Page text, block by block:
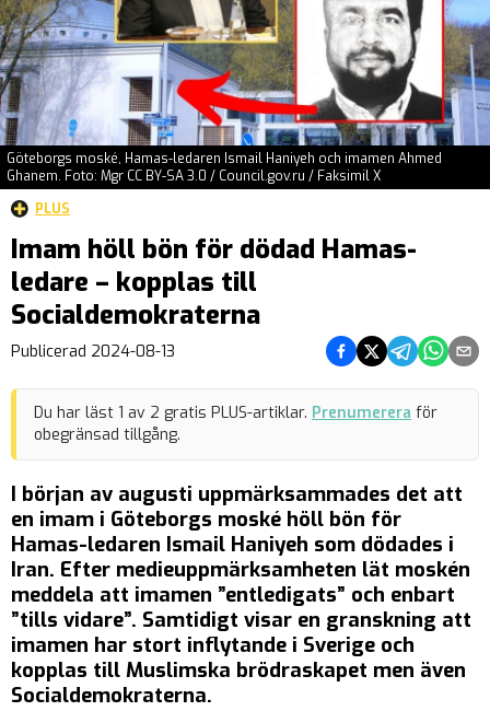
Göteborgs moské, Hamas-ledaren Ismail Haniyeh och imamen Ahmed
Ghanem. Foto: Mgr CC BY-SA 3.0 / Council.gov.ru / Faksimil X
PLUS
Imam höll bön för dödad Hamas-
ledare – kopplas till
Socialdemokraterna
Publicerad 2024-08-13 Dela på Facebook
Dela på Twitter
Dela påDela på
Dela
Du har läst 1 av 2 gratis PLUS-artiklar. Prenumerera för
obegränsad tillgång.
I början av augusti uppmärksammades det att
en imam i Göteborgs moské höll bön för
Hamas-ledaren Ismail Haniyeh som dödades i
Iran. Efter medieuppmärksamheten lät moskén
meddela att imamen ”entledigats” och enbart
”tills vidare”. Samtidigt visar en granskning att
imamen har stort inflytande i Sverige och
kopplas till Muslimska brödraskapet men även
Socialdemokraterna.